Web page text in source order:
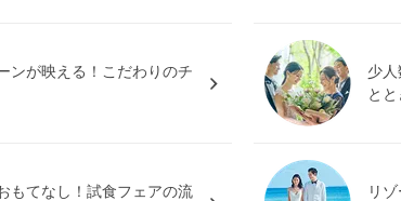
ンが映える！こだわりのチ
少
とと
もてなし！試食フェアの流
リ